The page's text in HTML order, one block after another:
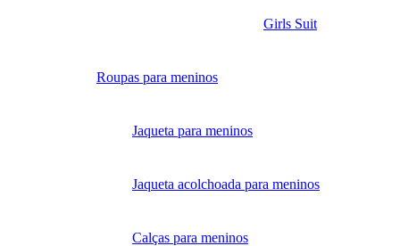
Girls Suit
Roupas para meninos
Jaqueta para meninos
Jaqueta acolchoada para meninos
Calças para meninos